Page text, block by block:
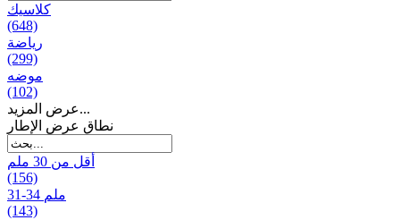
كلاسيك
(648)
رياضة
(299)
موضه
(102)
عرض المزيد...
نطاق عرض الإطار
أقل من 30 ملم
(156)
31-34 ملم
(143)